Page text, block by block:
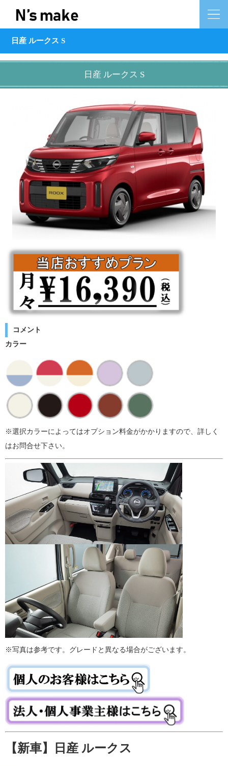
日産 ルークス S
日産 ルークス S
コメント
カラー
※選択カラーによってはオプション料金がかかりますので、詳しく
はお問合せ下さい。
※写真は参考です。グレードと異なる場合がございます。
【新車】日産 ルークス